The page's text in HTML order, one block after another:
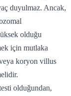
duyulmaz. Ancak,
olduğu
için mutlaka
veya koryon villus
olduğundan,